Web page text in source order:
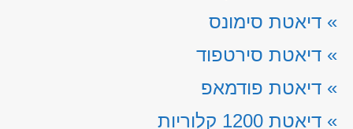
» דיאטת סימונס
» דיאטת סירטפוד
» דיאטת פודמאפ
» דיאטת 1200 קלוריות